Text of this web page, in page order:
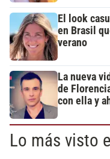
El look
en Brasil
verano
La nueva
de
con ella y
Lo más visto